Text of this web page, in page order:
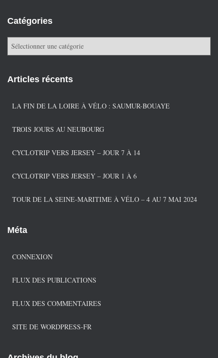
Catégories
gArticles récents
LA FIN DE LA LOIRE À VÉLO : SAUMUR-BOUAYE
TROIS JOURS AU NEUBOURG
CYCLOTRIP VERS JERSEY – JOUR 7 À 14
CYCLOTRIP VERS JERSEY – JOUR 1 À 6
TOUR DE LA SEINE-MARITIME À VÉLO – 4 AU 7 MAI 2024
Méta
CONNEXION
FLUX DES PUBLICATIONS
FLUX DES COMMENTAIRES
SITE DE WORDPRESS-FR